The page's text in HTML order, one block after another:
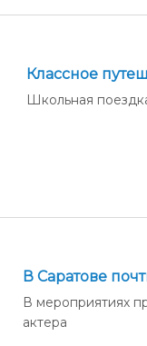
Классное
Школьная
В Саратове
В мероприятиях
актера